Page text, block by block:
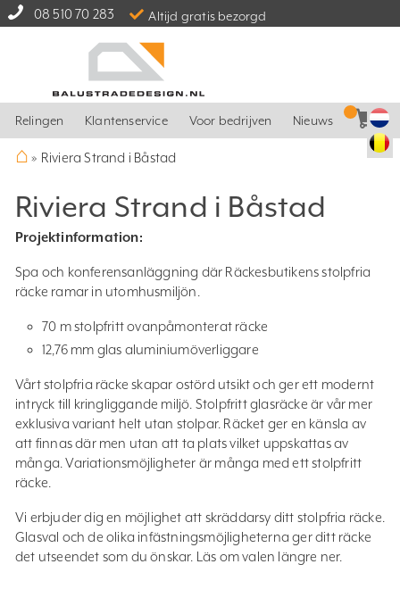
08 510 70 283 Altijd gratis bezorgd
Relingen Klantenservice Voor bedrijven Nieuws
⌂ » Riviera Strand i Båstad
Riviera Strand i Båstad
Projektinformation:
Spa och konferensanläggning där Räckesbutikens stolpfria
räcke ramar in utomhusmiljön.
70 m stolpfritt ovanpåmonterat räcke
12,76 mm glas aluminiumöverliggare
Vårt stolpfria räcke skapar ostörd utsikt och ger ett modernt
intryck till kringliggande miljö. Stolpfritt glasräcke är vår mer
exklusiva variant helt utan stolpar. Räcket ger en känsla av
att finnas där men utan att ta plats vilket uppskattas av
många. Variationsmöjligheter är många med ett stolpfritt
räcke.
Vi erbjuder dig en möjlighet att skräddarsy ditt stolpfria räcke.
Glasval och de olika infästningsmöjligheterna ger ditt räcke
det utseendet som du önskar. Läs om valen längre ner.